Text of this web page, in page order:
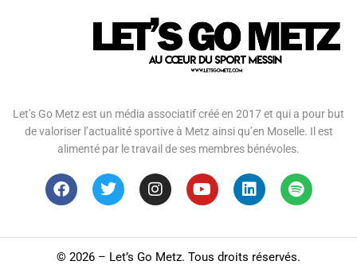
Let’s Go Metz est un média associatif créé en 2017 et qui a pour but
de valoriser l’actualité sportive à Metz ainsi qu’en Moselle. Il est
alimenté par le travail de ses membres bénévoles.
© 2026 – Let’s Go Metz. Tous droits réservés.